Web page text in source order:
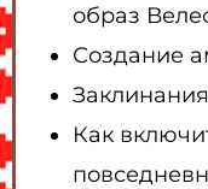
образ
Создание
Как